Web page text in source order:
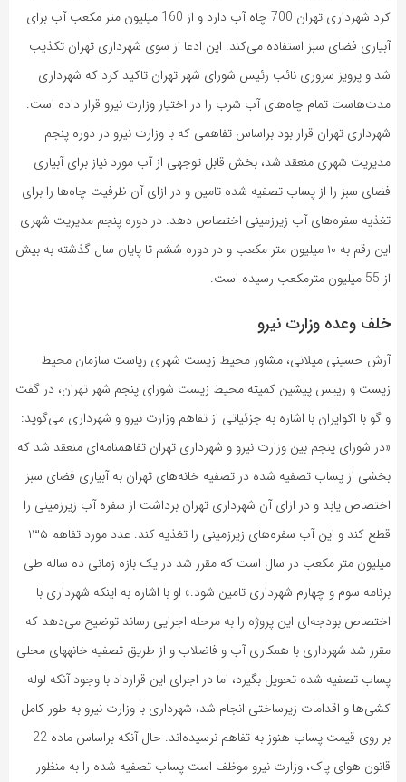
کرد شهرداری تهران 700 چاه آب دارد و از 160 میلیون متر مکعب آب برای
آبیاری فضای سبز استفاده می‌کند. این ادعا از سوی شهرداری تهران تکذیب
شد و پرویز سروری نائب رئیس شورای شهر تهران تاکید کرد که شهرداری
مدت‌هاست تمام چاه‌های آب شرب را در اختیار وزارت نیرو قرار داده است.
شهرداری تهران قرار بود براساس تفاهمی که با وزارت نیرو در دوره پنجم
مدیریت شهری منعقد شد، بخش قابل توجهی از آب مورد نیاز برای آبیاری
فضای سبز را از پساب تصفیه شده تامین و در ازای آن ظرفیت چاه‌ها را برای
تغذیه سفره‌های آب زیرزمینی اختصاص دهد. در دوره پنجم مدیریت شهری
این رقم به ۱۰ میلیون متر مکعب و در دوره ششم تا پایان سال گذشته به بیش
از 55 میلیون مترمکعب رسیده است.
خلف وعده وزارت نیرو
آرش حسینی میلانی، مشاور محیط زیست شهری ریاست سازمان محیط
زیست و رییس پیشین کمیته محیط زیست شورای پنجم شهر تهران، در گفت
و گو با اکوایران با اشاره به جزئیاتی از تفاهم وزارت نیرو و شهرداری می‌گوید:
«در شورای پنجم بین وزارت نیرو و شهرداری تهران تفاهمنامه‌ای منعقد شد که
بخشی از پساب تصفیه شده در تصفیه خانه‌های تهران به آبیاری فضای سبز
اختصاص یابد و در ازای آن شهرداری تهران برداشت از سفره آب زیرزمینی را
قطع کند و این آب سفره‌های زیرزمینی را تغذیه کند. عدد مورد تفاهم ۱۳۵
میلیون متر مکعب در سال است که مقرر شد در یک بازه زمانی ده ساله طی
برنامه سوم و چهارم شهرداری تامین شود.» او با اشاره به اینکه شهرداری با
اختصاص بودجه‌ای این پروژه را به مرحله اجرایی رساند توضیح می‌دهد که
مقرر شد شهرداری با همکاری آب و فاضلاب و از طریق تصفیه خانه‎های محلی
پساب تصفیه شده تحویل بگیرد، اما در اجرای این قرارداد با وجود آنکه لوله
کشی‌ها و اقدامات زیرساختی انجام شد، شهرداری با وزارت نیرو به طور کامل
بر روی قیمت پساب هنوز به تفاهم نرسیده‌اند. حال آنکه براساس ماده 22
قانون هوای پاک، وزارت نیرو موظف است پساب تصفیه شده را به منظور